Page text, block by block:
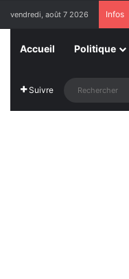
vendredi, août 7 2026 Infos
Accueil Politique
Suivre